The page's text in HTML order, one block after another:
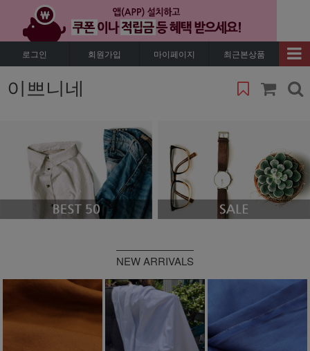
로그인 회원가입 마이페이지 최근본상품
이쁘니네
NEW ARRIVALS